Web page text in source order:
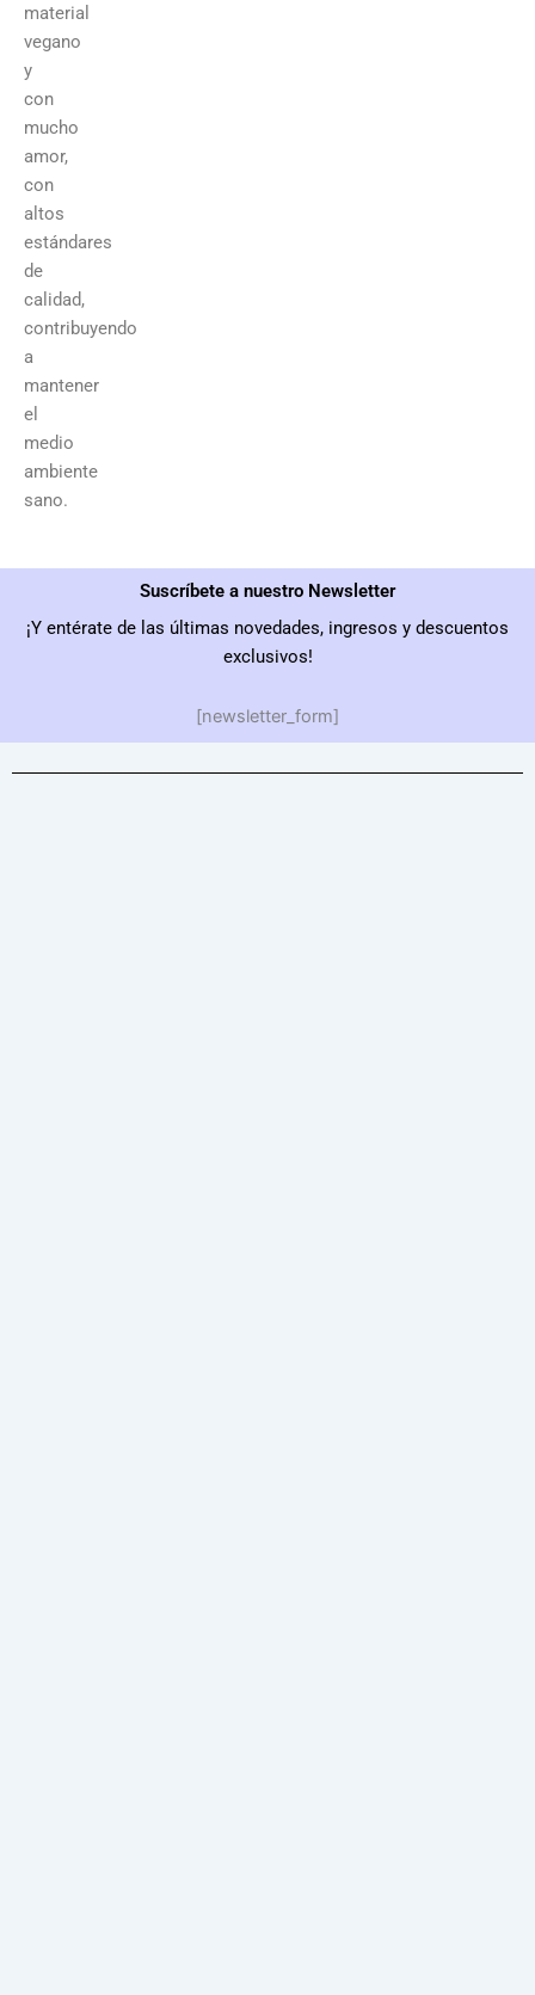
material
vegano
y
con
mucho
amor,
con
altos
estándares
de
calidad,
contribuyendo
a
mantener
el
medio
ambiente
sano.
Suscríbete a nuestro Newsletter
¡Y entérate de las últimas novedades, ingresos y descuentos
exclusivos!
[newsletter_form]